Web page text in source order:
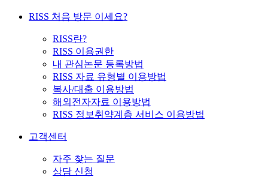
RISS 처음 방문 이세요?
RISS란?
RISS 이용권한
내 관심논문 등록방법
RISS 자료 유형별 이용방법
복사/대출 이용방법
해외전자자료 이용방법
RISS 정보취약계층 서비스 이용방법
고객센터
자주 찾는 질문
상담 신청